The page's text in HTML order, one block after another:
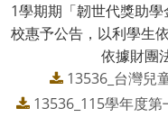
1學期期「韌世代獎助
校惠予公告，以利學生
依據財團
13536_台灣兒
13536_115學年度